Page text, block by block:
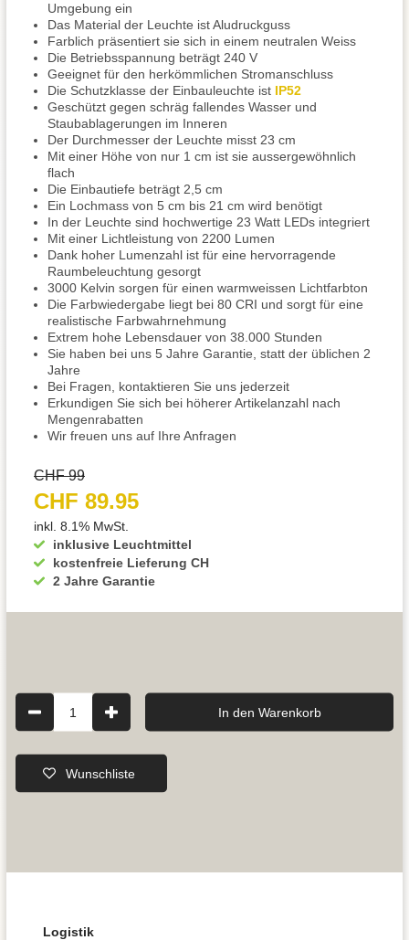
Umgebung ein
Das Material der Leuchte ist Aludruckguss
Farblich präsentiert sie sich in einem neutralen Weiss
Die Betriebsspannung beträgt 240 V
Geeignet für den herkömmlichen Stromanschluss
Die Schutzklasse der Einbauleuchte ist IP52
Geschützt gegen schräg fallendes Wasser und
Staubablagerungen im Inneren
Der Durchmesser der Leuchte misst 23 cm
Mit einer Höhe von nur 1 cm ist sie aussergewöhnlich
flach
Die Einbautiefe beträgt 2,5 cm
Ein Lochmass von 5 cm bis 21 cm wird benötigt
In der Leuchte sind hochwertige 23 Watt LEDs integriert
Mit einer Lichtleistung von 2200 Lumen
Dank hoher Lumenzahl ist für eine hervorragende
Raumbeleuchtung gesorgt
3000 Kelvin sorgen für einen warmweissen Lichtfarbton
Die Farbwiedergabe liegt bei 80 CRI und sorgt für eine
realistische Farbwahrnehmung
Extrem hohe Lebensdauer von 38.000 Stunden
Sie haben bei uns 5 Jahre Garantie, statt der üblichen 2
Jahre
Bei Fragen, kontaktieren Sie uns jederzeit
Erkundigen Sie sich bei höherer Artikelanzahl nach
Mengenrabatten
Wir freuen uns auf Ihre Anfragen
inklusive Leuchtmittel
kostenfreie Lieferung CH
2 Jahre Garantie
CHF 99
CHF 89.95
inkl. 8.1% MwSt.
1 In den Warenkorb
Wunschliste
Logistik